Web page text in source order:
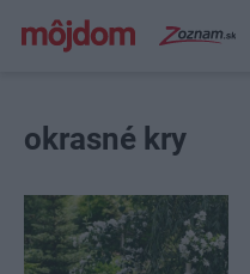
okrasné kry